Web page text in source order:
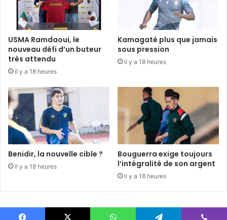
USMA Ramdaoui, le
nouveau défi d’un buteur
très attendu
il y a 18 heures
Kamagaté plus que jamais
sous pression
il y a 18 heures
Benidir, la nouvelle cible ?
il y a 18 heures
Bouguerra exige toujours
l’intégralité de son argent
il y a 18 heures